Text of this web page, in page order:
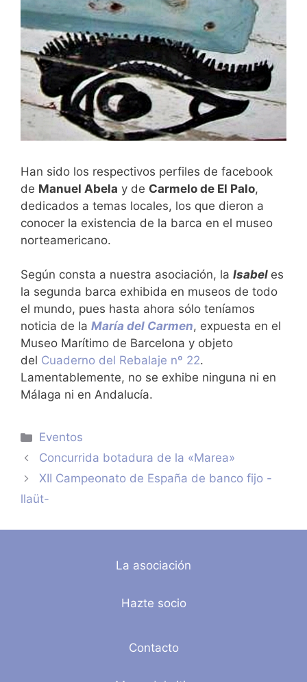
Han sido los respectivos perfiles de facebook
de Manuel Abela y de Carmelo de El Palo,
dedicados a temas locales, los que dieron a
conocer la existencia de la barca en el museo
norteamericano.
Según consta a nuestra asociación, la Isabel es
la segunda barca exhibida en museos de todo
el mundo, pues hasta ahora sólo teníamos
noticia de la María del Carmen, expuesta en el
Museo Marítimo de Barcelona y objeto
del Cuaderno del Rebalaje nº 22.
Lamentablemente, no se exhibe ninguna ni en
Málaga ni en Andalucía.
Categorías
Eventos
Concurrida botadura de la «Marea»
XII Campeonato de España de banco fijo -
llaüt-
La asociación
Hazte socio
Contacto